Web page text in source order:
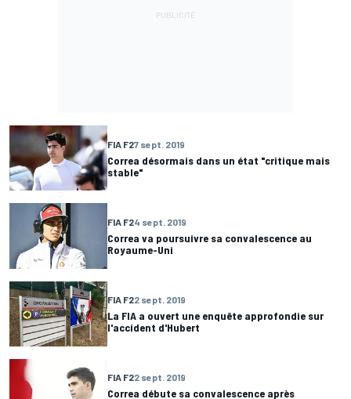
FIA F27 sept. 2019
Correa désormais dans un état "critique mais
stable"
FIA F24 sept. 2019
Correa va poursuivre sa convalescence au
Royaume-Uni
FIA F22 sept. 2019
La FIA a ouvert une enquête approfondie sur
l'accident d'Hubert
FIA F22 sept. 2019
Correa débute sa convalescence après